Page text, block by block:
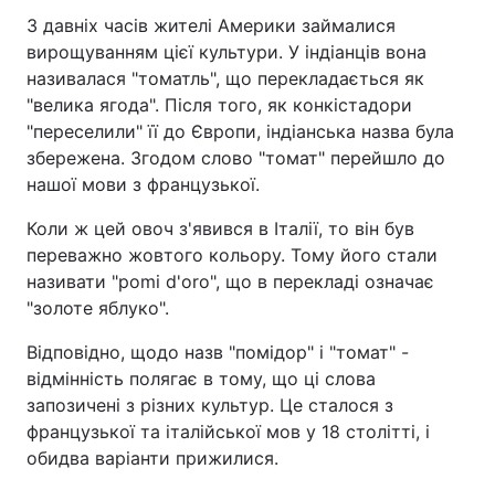
З давніх часів жителі Америки займалися
вирощуванням цієї культури. У індіанців вона
називалася "томатль" , що перекладається як
"велика ягода" . Після того, як конкістадори
"переселили" її до Європи, індіанська назва була
збережена. Згодом слово "томат" перейшло до
нашої мови з французької.
Коли ж цей овоч з'явився в Італії, то він був
переважно жовтого кольору. Тому його стали
називати "pomi d'oro" , що в перекладі означає
"золоте яблуко" .
Відповідно, щодо назв "помідор" і "томат" -
відмінність полягає в тому, що ці слова
запозичені з різних культур. Це сталося з
французької та італійської мов у 18 столітті, і
обидва варіанти прижилися.